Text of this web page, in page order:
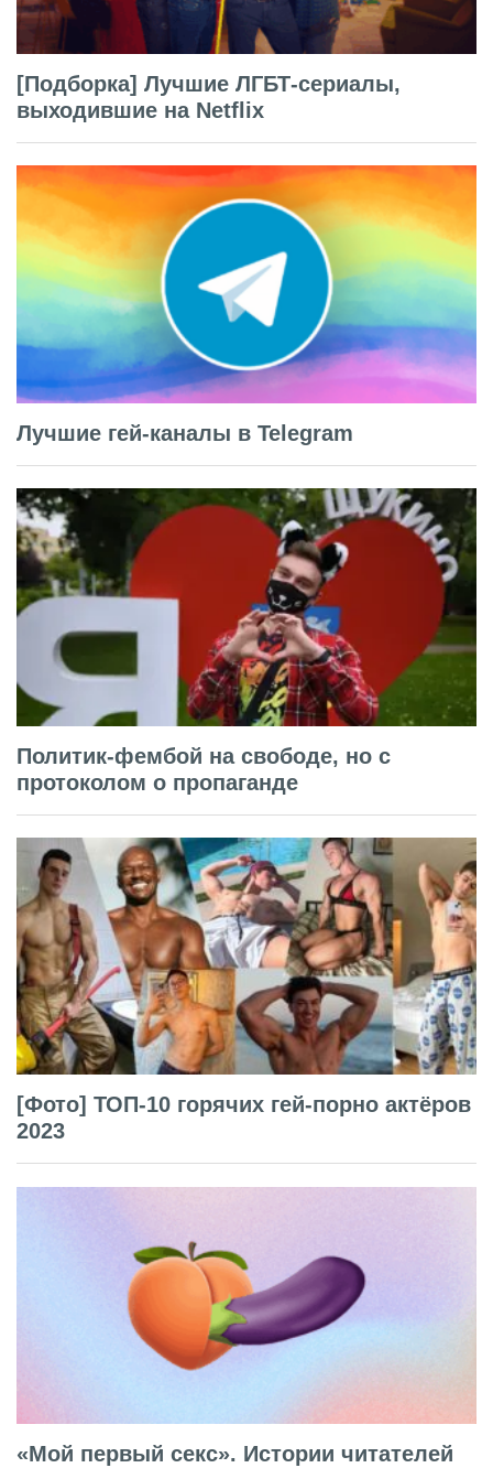
[Подборка] Лучшие ЛГБТ-сериалы,
выходившие на Netflix
Лучшие гей-каналы в Telegram
Политик-фембой на свободе, но с
протоколом о пропаганде
[Фото] ТОП-10 горячих гей-порно актёров
2023
«Мой первый секс». Истории читателей